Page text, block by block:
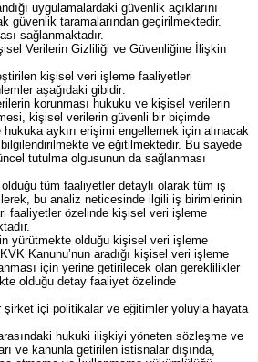
uygulamalardaki güvenlik açıklarını
güvenlik taramalarından geçirilmektedir.
sağlanmaktadır.
Verilerin Gizliliği ve Güvenliğine İlişkin
kişisel veri işleme faaliyetleri
aşağıdaki gibidir:
korunması hukuku ve kişisel verilerin
kişisel verilerin güvenli bir biçimde
aykırı erişimi engellemek için alınacak
ve eğitilmektedir. Bu sayede
tutulma olgusunun da sağlanması
tüm faaliyetler detaylı olarak tüm iş
bu analiz neticesinde ilgili iş birimlerinin
faaliyetler özelinde kişisel veri işleme
olduğu kişisel veri işleme
Kanunu’nun aradığı kişisel veri işleme
için yerine getirilecek olan gereklilikler
olduğu detay faaliyet özelinde
içi politikalar ve eğitimler yoluyla hayata
hukuki ilişkiyi yöneten sözleşme ve
ve kanunla getirilen istisnalar dışında,